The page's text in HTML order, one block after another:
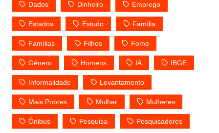
Dados Dinheiro Emprego
Estados Estudo Família
Famílias Filhos Fome
Gênero Homens IA IBGE
Informalidade Levantamento
Mais Pobres Mulher Mulheres
Ônibus Pesquisa Pesquisadores